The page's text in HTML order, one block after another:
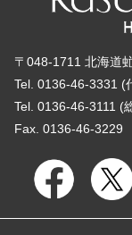
〒048-1711 北海道
Tel. 0136-46-3331 (
Tel. 0136-46-3111 (
Fax. 0136-46-3229